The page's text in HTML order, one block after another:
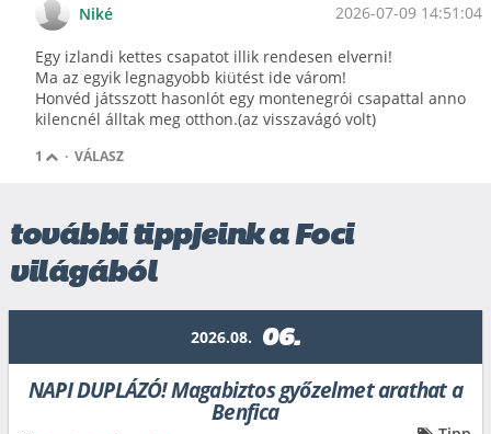
Niké 2026-07-09 14:51:04
Egy izlandi kettes csapatot illik rendesen elverni!
Ma az egyik legnagyobb kiütést ide várom!
Honvéd játsszott hasonlót egy montenegrói csapattal anno
kilencnél álltak meg otthon.(az visszavágó volt)
1 · VÁLASZ
további tippjeink a Foci
világából
2026.08. 06.
NAPI DUPLÁZÓ! Magabiztos győzelmet arathat a
Benfica